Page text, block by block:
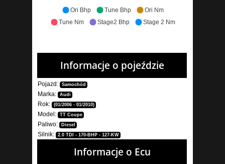
Ori Bhp Tune Bhp
Ori Nm
Tune Nm
Stage2 Bhp Stage 2 Nm
Informacje o pojeździe
Pojazd: Samochód
Marka: Audi
Rok: (01/2006 - 01/2010)
Model: TT Coupe
Paliwo: Diesel
Silnik: 2.0 TDI - 170-BHP - 127-KW
Informacje o Ecu